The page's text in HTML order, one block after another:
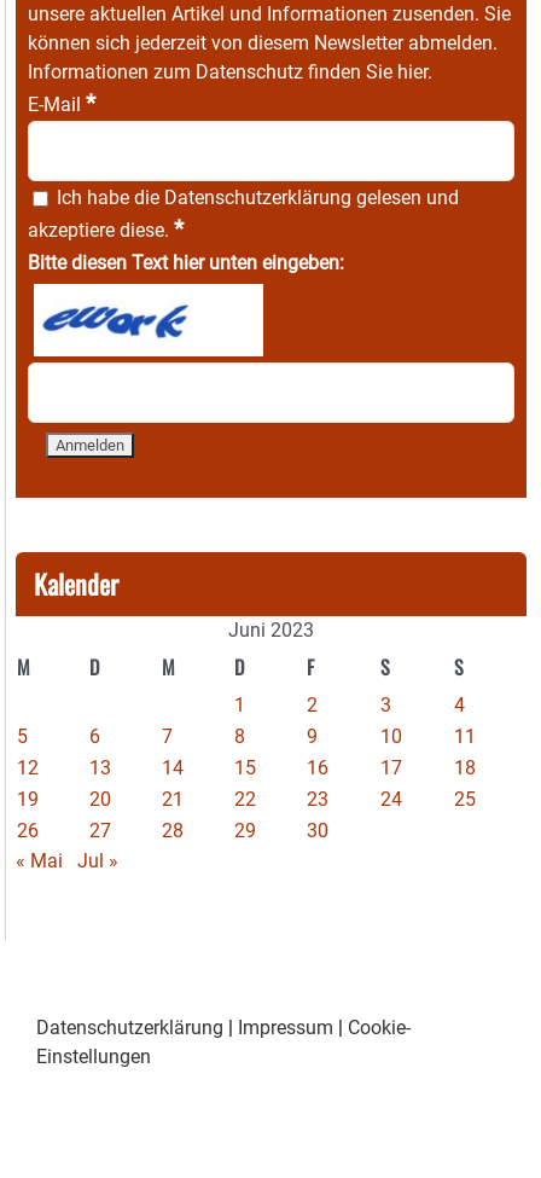
unsere aktuellen Artikel und Informationen zusenden. Sie
können sich jederzeit von diesem Newsletter abmelden.
Informationen zum Datenschutz finden Sie hier.
E-Mail *
Ich habe die Datenschutzerklärung gelesen und
akzeptiere diese. *
Bitte diesen Text hier unten eingeben:
Kalender
Juni 2023
M D M D F S S
1 2 3
4
5
6 7 8 9 10
11
12
13 14 15 16 17
18
19
20 21 22 23 24
25
26
27 28 29
30
« Mai
Jul »
Datenschutzerklärung | Impressum | Cookie-
Einstellungen